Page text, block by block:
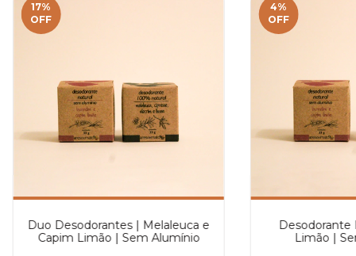
17%
OFF
Duo Desodorantes | Melaleuca e
Capim Limão | Sem Alumínio
4%
OFF
Desodorante
Limão |